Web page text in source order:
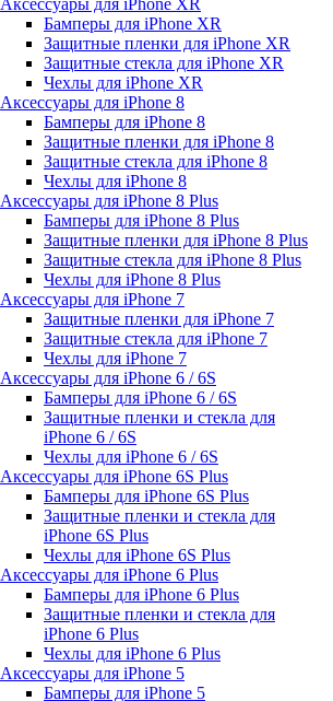
Бамперы для iPhone XR
Защитные пленки для iPhone XR
Защитные стекла для iPhone XR
Чехлы для iPhone XR
Аксессуары для iPhone 8
Бамперы для iPhone 8
Защитные пленки для iPhone 8
Защитные стекла для iPhone 8
Чехлы для iPhone 8
Аксессуары для iPhone 8 Plus
Бамперы для iPhone 8 Plus
Защитные пленки для iPhone 8 Plus
Защитные стекла для iPhone 8 Plus
Чехлы для iPhone 8 Plus
Аксессуары для iPhone 7
Защитные пленки для iPhone 7
Защитные стекла для iPhone 7
Чехлы для iPhone 7
Аксессуары для iPhone 6 / 6S
Бамперы для iPhone 6 / 6S
Защитные пленки и стекла для
iPhone 6 / 6S
Чехлы для iPhone 6 / 6S
Аксессуары для iPhone 6S Plus
Бамперы для iPhone 6S Plus
Защитные пленки и стекла для
iPhone 6S Plus
Чехлы для iPhone 6S Plus
Аксессуары для iPhone 6 Plus
Бамперы для iPhone 6 Plus
Защитные пленки и стекла для
iPhone 6 Plus
Чехлы для iPhone 6 Plus
Аксессуары для iPhone 5
Бамперы для iPhone 5